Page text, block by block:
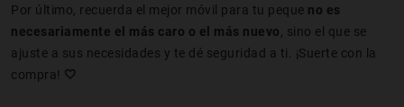
Por último, recuerda el mejor móvil para tu peque no es
necesariamente el más caro o el más nuevo , sino el que se
ajuste a sus necesidades y te dé seguridad a ti. ¡Suerte con la
compra! 🤍